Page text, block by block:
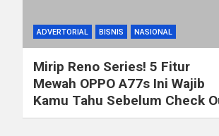
ADVERTORIAL BISNIS NASIONAL
Mirip Reno Series! 5 Fitur
Mewah OPPO A77s Ini Wajib
Kamu Tahu Sebelum Check